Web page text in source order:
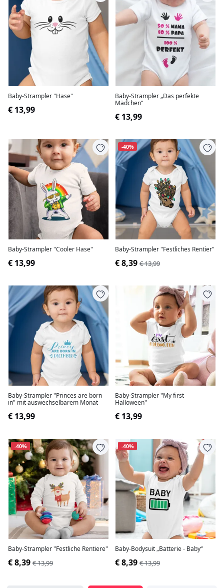
Baby-Strampler "Hase"
€ 13,99
Baby-Strampler „Das perfekte
Mädchen“
€ 13,99
Baby-Strampler "Cooler Hase"
€ 13,99
-40%
Baby-Strampler "Festliches Rentier"
€ 8,39 € 13,99
Baby-Strampler "Princes are born
in" mit auswechselbarem Monat
€ 13,99
Baby-Strampler "My first
Halloween"
€ 13,99
-40%
Baby-Strampler "Festliche Rentiere"
€ 8,39 € 13,99
-40%
Baby-Bodysuit „Batterie - Baby“
€ 8,39 € 13,99